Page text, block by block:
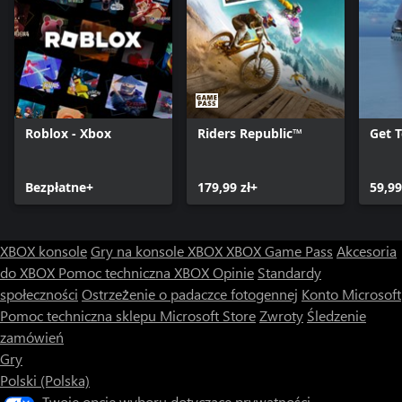
Roblox - Xbox
Bezpłatne+
Riders Republic™
179,99 zł+
Get
XBOX konsoleGry na konsole XBOXXBOX Game Pass Akcesoria
do XBOX Pomoc techniczna XBOXOpinie Standardy
społeczności Ostrzeżenie o padaczce fotogennej Konto Microsoft
Pomoc techniczna sklepu Microsoft StoreZwroty Śledzenie
zamówień
Gry
Polski (Polska)